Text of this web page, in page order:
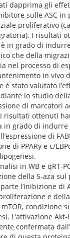
dapprima gli
sulle ASC in
proliferativo
I risultati
in grado di
che della
nel processo di
in vivo
è stato valutato
lo studio
di marcatori
I risultati ottenuti
in grado di indurre
di
di PPARγ e c/
in WB e qRT-
della 5-aza sul
l’inibizione di
e
condizione
L’attivazione
confermata